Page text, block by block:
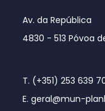
Av. da República
4830 - 513 Póvoa
T. (+351) 253 639
E. geral@mun-